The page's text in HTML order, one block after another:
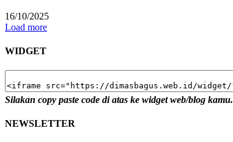
16/10/2025
Load more
WIDGET
Silakan copy paste code di atas ke widget web/blog kamu.
NEWSLETTER